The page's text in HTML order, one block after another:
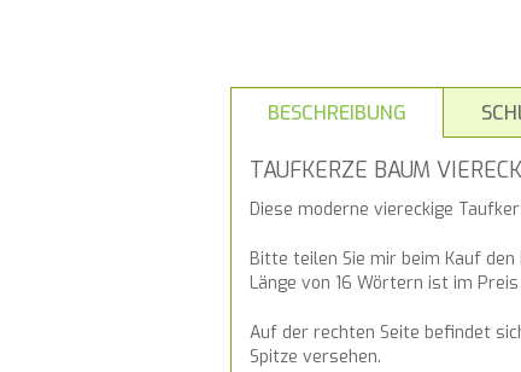
BESCHREIBUNG
TAUFKERZE BAUM
Diese moderne viereckige
Bitte teilen Sie mir beim Kauf
Länge von 16 Wörtern ist im
Auf der rechten Seite befindet
Spitze versehen.